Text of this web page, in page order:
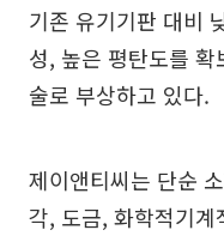
기존 유기기판 대비
성, 높은 평탄도를
술로 부상하고 있다.
제이앤티씨는 단순
각, 도금, 화학적기